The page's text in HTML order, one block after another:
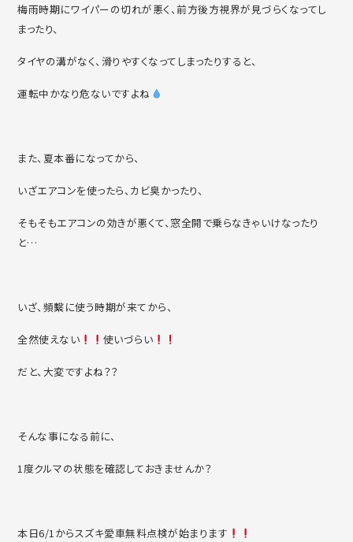
梅雨時期にワイパーの切れが悪く、前方後方視界が見づらくなってし
まったり、
タイヤの溝がなく、滑りやすくなってしまったりすると、
運転中かなり危ないですよね
また、夏本番になってから、
いざエアコンを使ったら、カビ臭かったり、
そもそもエアコンの効きが悪くて、窓全開で乗らなきゃいけなったり
と…
いざ、頻繫に使う時期が来てから、
全然使えない 使いづらい
だと、大変ですよね？？
そんな事になる前に、
1度クルマの状態を確認しておきませんか？
本日6/1からスズキ愛車無料点検が始まります